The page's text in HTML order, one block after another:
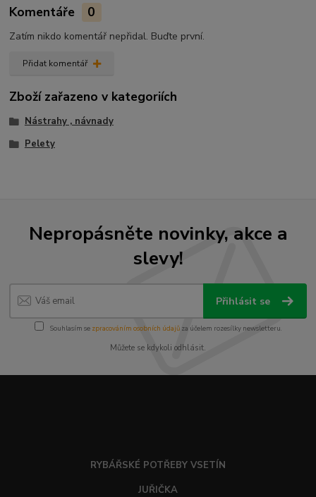
Komentáře 0
Zatím nikdo komentář nepřidal. Buďte první.
Přidat komentář
Zboží zařazeno v kategoriích
Nástrahy , návnady
Pelety
Nepropásněte novinky, akce a
slevy!
Přihlásit se
Souhlasím se zpracováním osobních údajůza účelem rozesílky newsletteru.
Můžete se kdykoli odhlásit.
RYBÁŘSKÉ POTŘEBY VSETÍN
JUŘIČKA